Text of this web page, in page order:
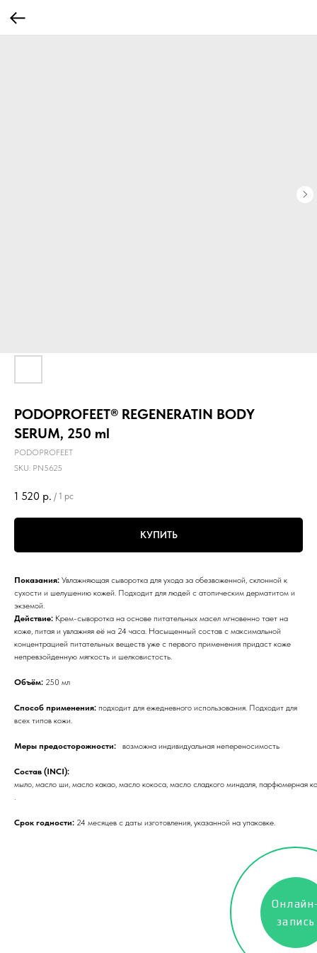
PODOPROFEET® REGENERATIN BODY
SERUM, 250 ml
PODOPROFEET
SKU: PN5625
1 520 р. / 1 pc
КУПИТЬ
Показания: Увлажняющая сыворотка для ухода за обезвоженной, склонной к
сухости и шелушению кожей. Подходит для людей с атопическим дерматитом и
экземой.
Действие: Крем-сыворотка на основе питательных масел мгновенно тает на
коже, питая и увлажняя её на 24 часа. Насыщенный состав с максимальной
концентрацией питательных веществ уже с первого применения придаст коже
непревзойденную мягкость и шелковистость.
Объём: 250 мл
Способ применения: подходит для ежедневного использования. Подходит для
всех типов кожи.
Меры предосторожности: возможна индивидуальная непереносимость
Состав (INCI):
мыло, масло ши, масло какао, масло кокоса, масло сладкого миндаля, парфюмерная
.
Срок годности: 24 месяцев с даты изготовления, указанной на упаковке.
запись